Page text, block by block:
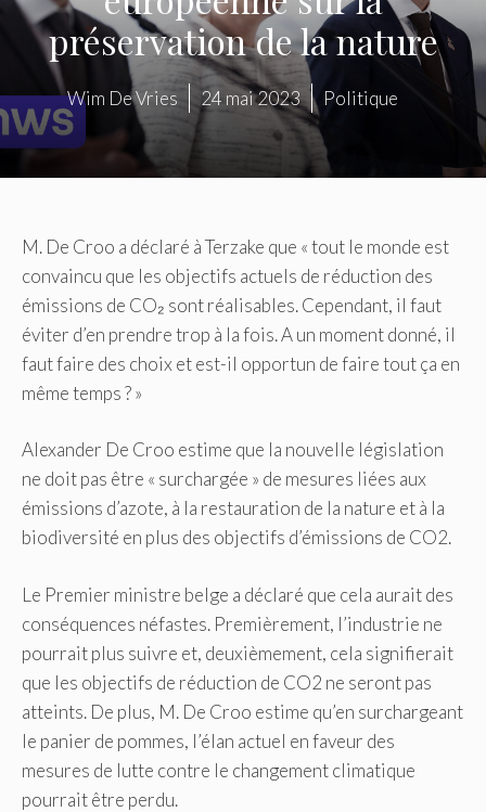
préservation de la nature
Wim De Vries 24 mai 2023 Politique
M. De Croo a déclaré à Terzake que « tout le monde est
convaincu que les objectifs actuels de réduction des
émissions de CO₂ sont réalisables. Cependant, il faut
éviter d’en prendre trop à la fois. A un moment donné, il
faut faire des choix et est-il opportun de faire tout ça en
même temps ? »
Alexander De Croo estime que la nouvelle législation
ne doit pas être « surchargée » de mesures liées aux
émissions d’azote, à la restauration de la nature et à la
biodiversité en plus des objectifs d’émissions de CO2.
Le Premier ministre belge a déclaré que cela aurait des
conséquences néfastes. Premièrement, l’industrie ne
pourrait plus suivre et, deuxièmement, cela signifierait
que les objectifs de réduction de CO2 ne seront pas
atteints. De plus, M. De Croo estime qu’en surchargeant
le panier de pommes, l’élan actuel en faveur des
mesures de lutte contre le changement climatique
pourrait être perdu.